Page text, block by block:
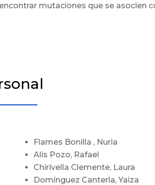
mutaciones que se asocien
Flames Bonilla , Nuria
Alis Pozo, Rafael
Chirivella Clemente, Laura
Domínguez Canterla, Yaiza